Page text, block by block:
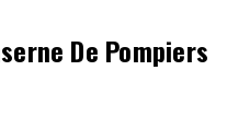
De Pompiers